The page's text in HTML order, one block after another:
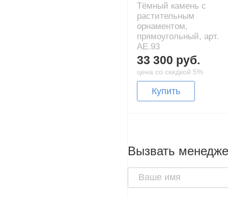
Тёмный камень с
растительным
орнаментом,
прямоугольный, арт.
AE.93
33 300 руб.
цена со скидкой 5%
Купить
Вызвать